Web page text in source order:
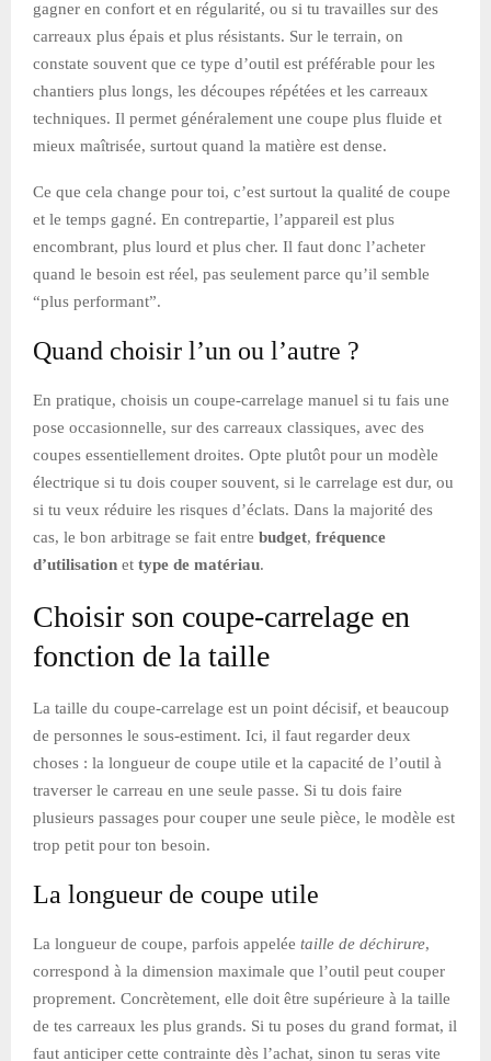
gagner en confort et en régularité, ou si tu travailles sur des
carreaux plus épais et plus résistants. Sur le terrain, on
constate souvent que ce type d’outil est préférable pour les
chantiers plus longs, les découpes répétées et les carreaux
techniques. Il permet généralement une coupe plus fluide et
mieux maîtrisée, surtout quand la matière est dense.
Ce que cela change pour toi, c’est surtout la qualité de coupe
et le temps gagné. En contrepartie, l’appareil est plus
encombrant, plus lourd et plus cher. Il faut donc l’acheter
quand le besoin est réel, pas seulement parce qu’il semble
“plus performant”.
Quand choisir l’un ou l’autre ?
En pratique, choisis un coupe-carrelage manuel si tu fais une
pose occasionnelle, sur des carreaux classiques, avec des
coupes essentiellement droites. Opte plutôt pour un modèle
électrique si tu dois couper souvent, si le carrelage est dur, ou
si tu veux réduire les risques d’éclats. Dans la majorité des
cas, le bon arbitrage se fait entre budget, fréquence
d’utilisation et type de matériau.
Choisir son coupe-carrelage en
fonction de la taille
La taille du coupe-carrelage est un point décisif, et beaucoup
de personnes le sous-estiment. Ici, il faut regarder deux
choses : la longueur de coupe utile et la capacité de l’outil à
traverser le carreau en une seule passe. Si tu dois faire
plusieurs passages pour couper une seule pièce, le modèle est
trop petit pour ton besoin.
La longueur de coupe utile
La longueur de coupe, parfois appelée taille de déchirure,
correspond à la dimension maximale que l’outil peut couper
proprement. Concrètement, elle doit être supérieure à la taille
de tes carreaux les plus grands. Si tu poses du grand format, il
faut anticiper cette contrainte dès l’achat, sinon tu seras vite